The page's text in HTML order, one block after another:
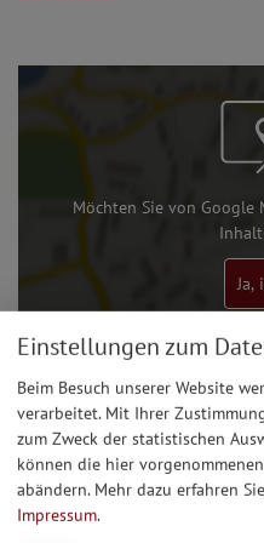
Möchten Sie von
Ja,
Ort
Kath. Filialkirche St. Martin
Dunsdorf
Ortsstraße 19 85110
Tel.: 08406 918555-10
schelldorf@bistum-
www.bistum-
vCardGPS:
Einstellungen zum
Beim Besuch unserer Website
verarbeitet. Mit Ihrer
zum Zweck der statistischen
können die hier
abändern. Mehr dazu erfahren
Impressum.